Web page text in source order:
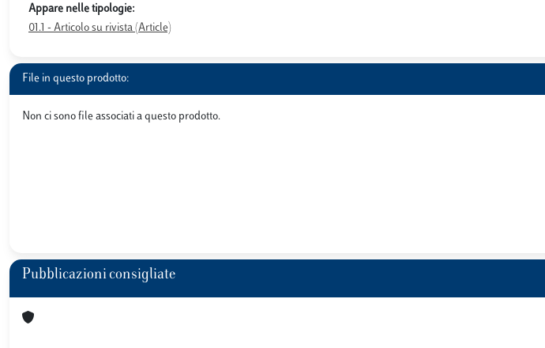
Appare nelle tipologie:
01.1 - Articolo su rivista (Article)
File in questo prodotto:
Non ci sono file associati a questo prodotto.
Pubblicazioni consigliate